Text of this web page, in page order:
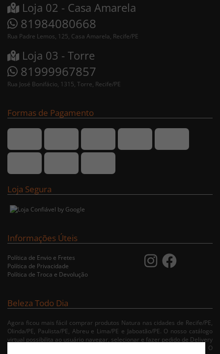
Loja 02 - Casa Amarela
81984080668
Rua Padre Lemos, 125, Casa Amarela, Recife/PE
Loja 03 - Torre
81999967857
Rua José Bonifácio, 1315, Torre, Recife/PE
Formas de Pagamento
Loja Segura
Informações Úteis
Política de Envio e Fretes
Política de Privacidade
Política de Troca e Devolução
Beleza Todo Dia
Agora ficou mais fácil comprar produtos Natura nas cidades de Recife/PE,
Olinda/PE, Paulista/PE, Abreu e Lima/PE e Jaboatão/PE. O nosso catálogo
virtual possibilita ao usuário navegar, selecionar e fazer pedido de Delivery
no conforto da sua residência. Consulte nossa condições de entrega. O